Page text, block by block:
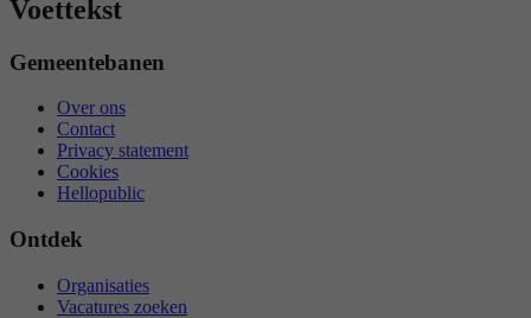
Voettekst
Gemeentebanen
Over ons
Contact
Privacy statement
Cookies
Hellopublic
Ontdek
Organisaties
Vacatures zoeken